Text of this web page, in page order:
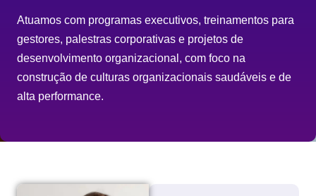
Atuamos com programas executivos, treinamentos para
gestores, palestras corporativas e projetos de
desenvolvimento organizacional, com foco na
construção de culturas organizacionais saudáveis e de
alta performance.